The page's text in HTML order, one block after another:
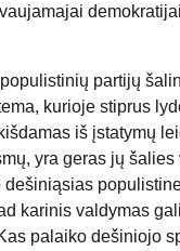
partijų
kurioje stiprus
iš įstatymų
yra geras jų šalies
dešiniąsias
karinis valdymas
palaiko dešiniojo